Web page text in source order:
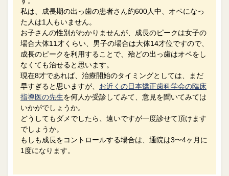
私は、成長期の出っ歯の患者さん約600人中、オペになっ
た人は1人もいません。
お子さんの性別がわかりませんが、成長のピークは女子の
場合大体11才くらい、男子の場合は大体14才位ですので、
成長のピークを利用することで、殆どの出っ歯はオペをし
なくても治せると思います。
現在8才であれば、治療開始のタイミングとしては、まだ
早すぎると思いますが、 お近くの日本矯正歯科学会の臨床
指導医の先生を何人か受診してみて、意見を聞いてみては
いかがでしょうか。
どうしてもダメでしたら、遠いですが一度診せて頂けます
でしょうか。
もしも成長をコントロールする場合は、通院は3〜4ヶ月に
1度になります。